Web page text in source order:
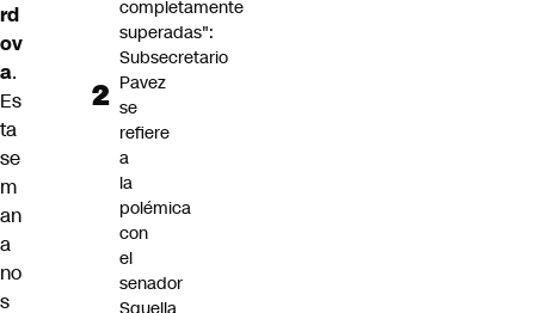
rd
ov
a.
Es
ta
se
m
an
a
no
s
completamente
superadas":
Subsecretario
Pavez
se
refiere
a
la
polémica
con
el
senador
Squella